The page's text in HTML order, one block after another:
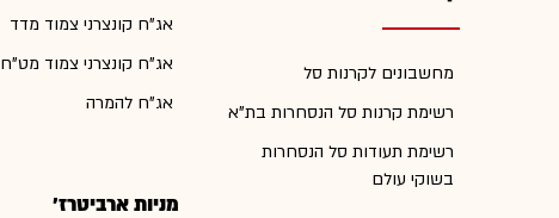
מחשבונים לקרנות סל
רשימת קרנות סל הנסחרות בת"א
רשימת תעודות סל הנסחרות
בשוקי עולם
אג"ח קונצרני צמוד מדד
אג"ח קונצרני צמוד מט"ח
אג"ח להמרה
מניות ארביטרז'